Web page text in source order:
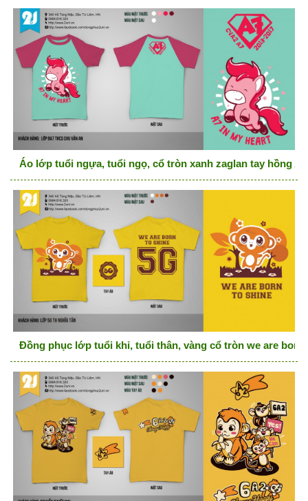
Áo lớp tuổi ngựa, tuổi ngọ, cổ tròn xanh zaglan tay hồng
Đồng phục lớp tuổi khỉ, tuổi thân, vàng cổ tròn we are born